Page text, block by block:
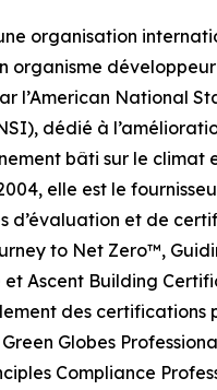
organisation
organisme
l’American National
dédié à
bâti sur le climat
elle est le
d’évaluation et de
to Net Zero™,
et Ascent Building
des certifications
Globes
Compliance